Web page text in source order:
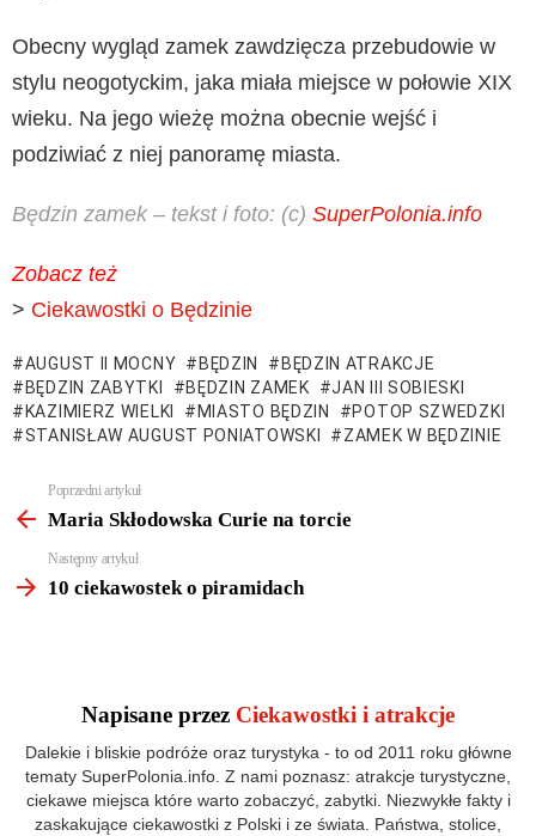
Obecny wygląd zamek zawdzięcza przebudowie w
stylu neogotyckim, jaka miała miejsce w połowie XIX
wieku. Na jego wieżę można obecnie wejść i
podziwiać z niej panoramę miasta.
Będzin zamek – tekst i foto: (c) SuperPolonia.info
Zobacz też
> Ciekawostki o Będzinie
AUGUST II MOCNY BĘDZIN
BĘDZIN ATRAKCJE
BĘDZIN ZABYTKI
BĘDZIN ZAMEK
JAN III SOBIESKI
KAZIMIERZ WIELKI
MIASTO BĘDZIN
POTOP SZWEDZKI
STANISŁAW AUGUST PONIATOWSKI
ZAMEK W BĘDZINIE
Zobacz
więcej
Poprzedni artykuł
Maria Skłodowska Curie na torcie
Następny artykuł
10 ciekawostek o piramidach
Napisane przez Ciekawostki i atrakcje
Dalekie i bliskie podróże oraz turystyka - to od 2011 roku główne
tematy SuperPolonia.info. Z nami poznasz: atrakcje turystyczne,
ciekawe miejsca które warto zobaczyć, zabytki. Niezwykłe fakty i
zaskakujące ciekawostki z Polski i ze świata. Państwa, stolice,